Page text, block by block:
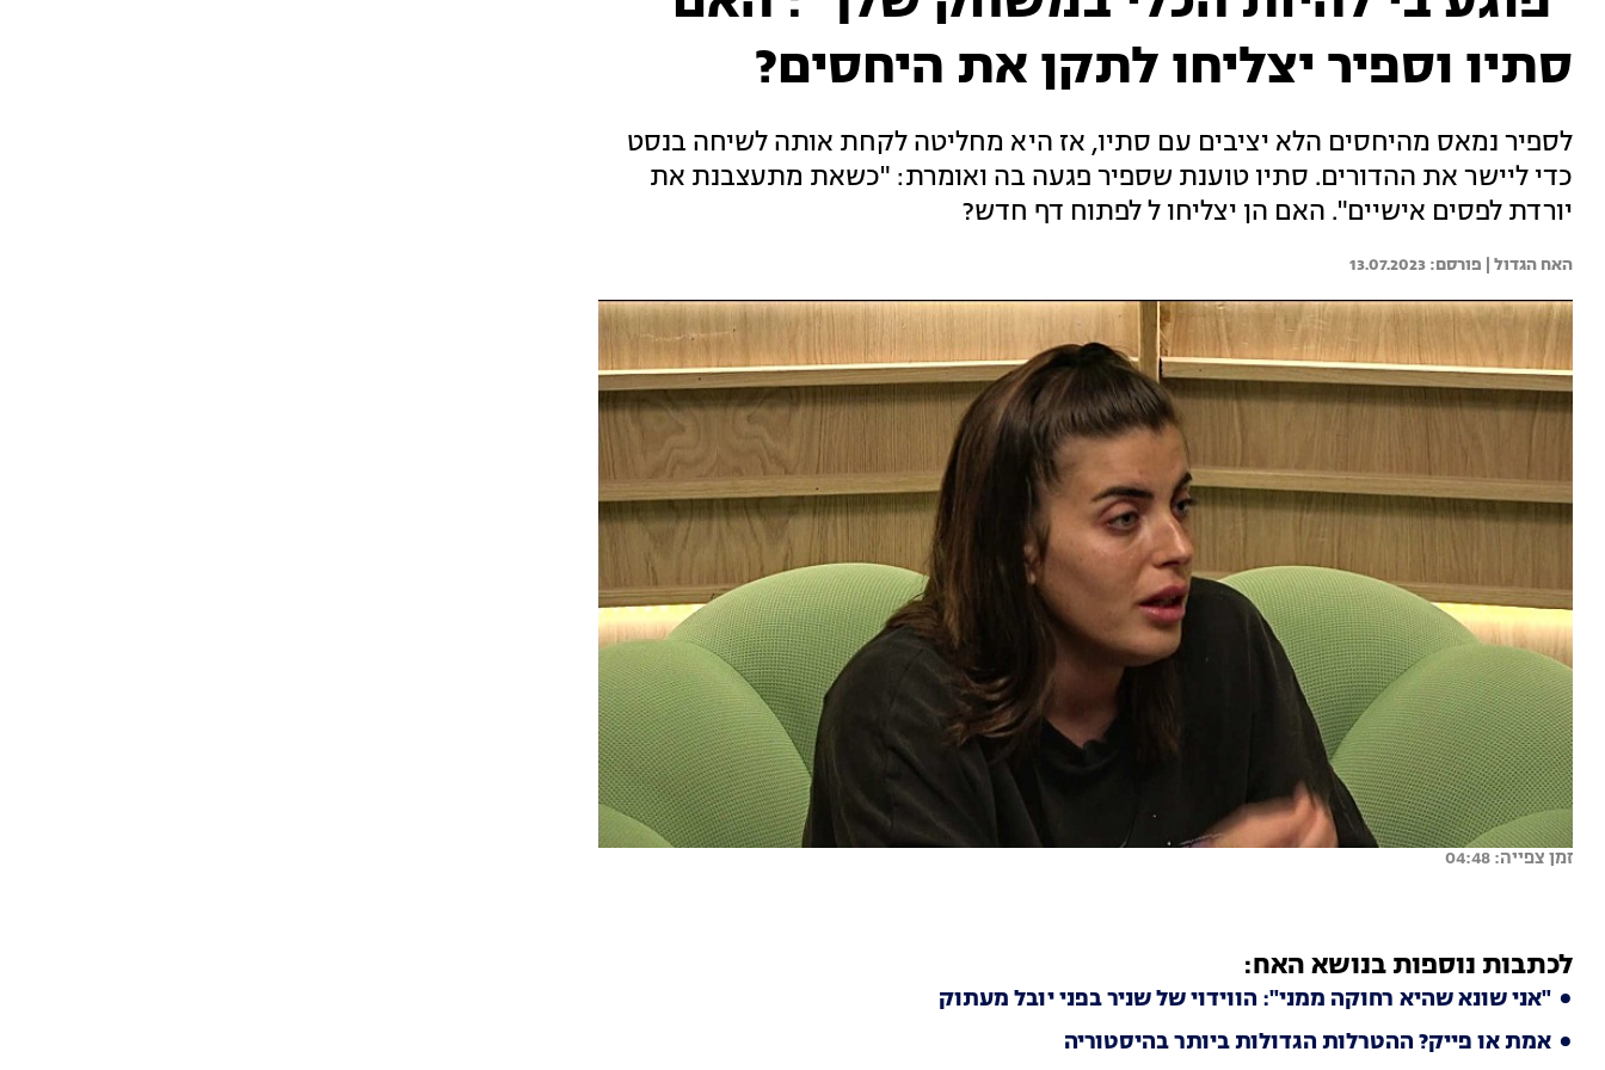
סתיו וספיר יצליחו לתקן את היחסים?
לספיר נמאס מהיחסים הלא יציבים עם סתיו, אז היא מחליטה לקחת אותה לשיחה בנסט
כדי ליישר את ההדורים. סתיו טוענת שספיר פגעה בה ואומרת: "כשאת מתעצבנת את
יורדת לפסים אישיים". האם הן יצליחו ל לפתוח דף חדש?
האח הגדול | 13.07.2023
זמן צפייה: 04:48
לכתבות נוספות בנושא האח:
"אני שונא שהיא רחוקה ממני": הווידוי של שניר בפני יובל מעתוק
אמת או פייק? ההטרלות הגדולות ביותר בהיסטוריה